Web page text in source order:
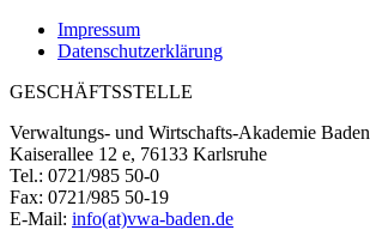
Impressum
Datenschutzerklärung
GESCHÄFTSSTELLE
Verwaltungs- und Wirtschafts-Akademie Baden
Kaiserallee 12 e, 76133 Karlsruhe
Tel.: 0721/985 50-0
Fax: 0721/985 50-19
E-Mail: info(at)vwa-baden.de